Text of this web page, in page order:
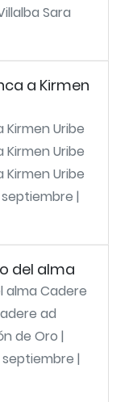
Sara
a Kirmen
Uribe
Uribe
Uribe
septiembre |
del alma
alma Cadere
ad
de Oro |
|